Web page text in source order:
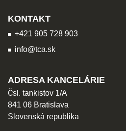
KONTAKT
+421 905 728 903
info@tca.sk
ADRESA KANCELÁRIE
Čsl. tankistov 1/A
841 06 Bratislava
Slovenská republika